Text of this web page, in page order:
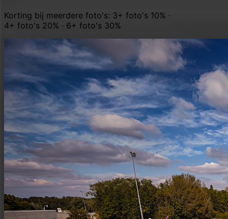
Korting bij meerdere foto's: 3+ foto's 10% ·
4+ foto's 20% · 6+ foto's 30%